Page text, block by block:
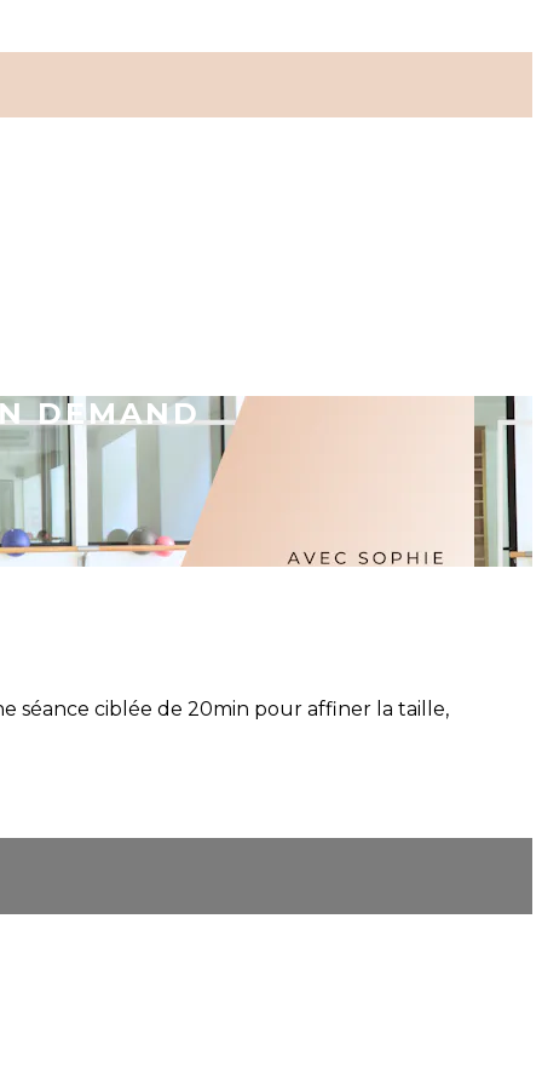
DEMAND
séance ciblée de 20min pour affiner la taille,